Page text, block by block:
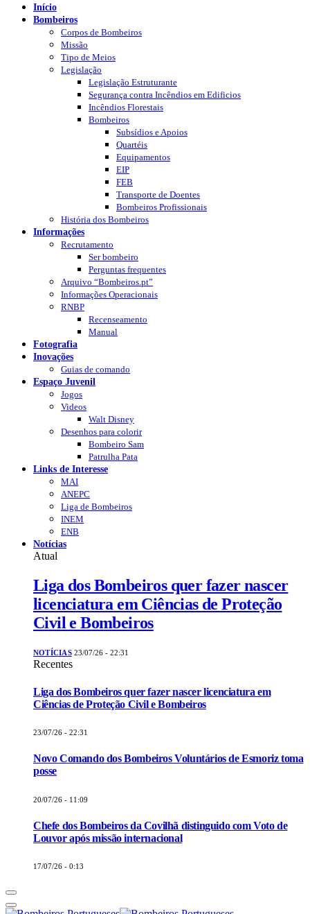
Início
Bombeiros
Corpos de Bombeiros
Missão
Tipo de Meios
Legislação
Legislação Estruturante
Segurança contra Incêndios em Edificios
Incêndios Florestais
Bombeiros
Subsídios e Apoios
Quartéis
Equipamentos
EIP
FEB
Transporte de Doentes
Bombeiros Profissionais
História dos Bombeiros
Informações
Recrutamento
Ser bombeiro
Perguntas frequentes
Arquivo “Bombeiros.pt”
Informações Operacionais
RNBP
Recenseamento
Manual
Fotografia
Inovações
Guias de comando
Espaço Juvenil
Jogos
Videos
Walt Disney
Desenhos para colorir
Bombeiro Sam
Patrulha Pata
Links de Interesse
MAI
ANEPC
Liga de Bombeiros
INEM
ENB
Notícias
Atual
Liga dos Bombeiros quer fazer nascer
licenciatura em Ciências de Proteção
Civil e Bombeiros
NOTÍCIAS 23/07/26 - 22:31
Recentes
Liga dos Bombeiros quer fazer nascer licenciatura em
Ciências de Proteção Civil e Bombeiros
23/07/26 - 22:31
Novo Comando dos Bombeiros Voluntários de Esmoriz toma
posse
20/07/26 - 11:09
Chefe dos Bombeiros da Covilhã distinguido com Voto de
Louvor após missão internacional
17/07/26 - 0:13